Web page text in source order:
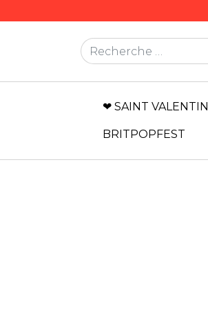
Rechercher
❤ SAINT VALENTIN
BRITPOPFEST